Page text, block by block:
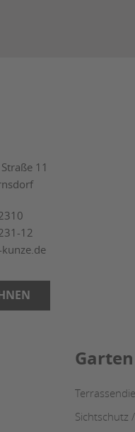
11
12
Garten
Sichtschutz